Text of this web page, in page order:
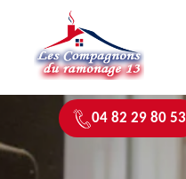
04 82 29 80 53